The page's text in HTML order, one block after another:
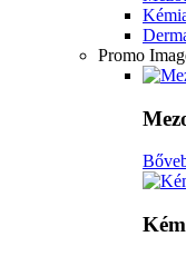
Promo